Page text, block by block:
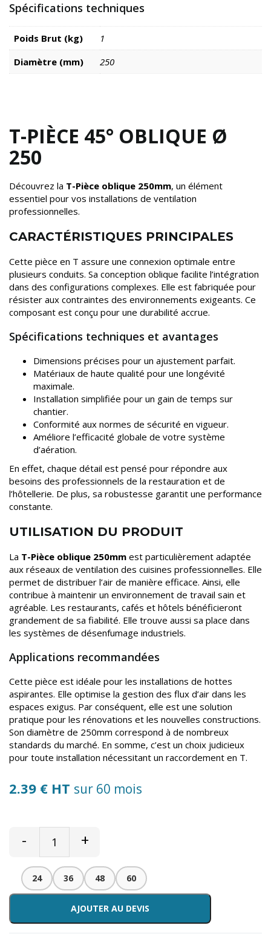
Spécifications techniques
Poids Brut (kg)
1
Diamètre (mm)
250
T-PIÈCE 45° OBLIQUE Ø
250
Découvrez la T-Pièce oblique 250mm, un élément
essentiel pour vos installations de ventilation
professionnelles.
CARACTÉRISTIQUES PRINCIPALES
Cette pièce en T assure une connexion optimale entre
plusieurs conduits. Sa conception oblique facilite l’intégration
dans des configurations complexes. Elle est fabriquée pour
résister aux contraintes des environnements exigeants. Ce
composant est conçu pour une durabilité accrue.
Spécifications techniques et avantages
Dimensions précises pour un ajustement parfait.
Matériaux de haute qualité pour une longévité
maximale.
Installation simplifiée pour un gain de temps sur
chantier.
Conformité aux normes de sécurité en vigueur.
Améliore l’efficacité globale de votre système
d’aération.
En effet, chaque détail est pensé pour répondre aux
besoins des professionnels de la restauration et de
l’hôtellerie. De plus, sa robustesse garantit une performance
constante.
UTILISATION DU PRODUIT
La T-Pièce oblique 250mm est particulièrement adaptée
aux réseaux de ventilation des cuisines professionnelles. Elle
permet de distribuer l’air de manière efficace. Ainsi, elle
contribue à maintenir un environnement de travail sain et
agréable. Les restaurants, cafés et hôtels bénéficieront
grandement de sa fiabilité. Elle trouve aussi sa place dans
les systèmes de désenfumage industriels.
Applications recommandées
Cette pièce est idéale pour les installations de hottes
aspirantes. Elle optimise la gestion des flux d’air dans les
espaces exigus. Par conséquent, elle est une solution
pratique pour les rénovations et les nouvelles constructions.
Son diamètre de 250mm correspond à de nombreux
standards du marché. En somme, c’est un choix judicieux
pour toute installation nécessitant un raccordement en T.
2.39 € HT sur 60 mois
- +
24 36 48 60
AJOUTER AU DEVIS